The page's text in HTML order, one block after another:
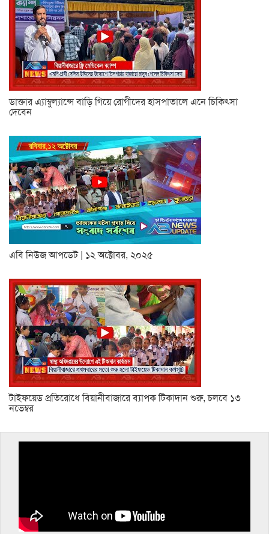
ডাক্তার এ্যাম্বুল্যান্সে বাড়ি গিয়ে রোগীদের হাসপাতালে এনে চিকিৎসা
দেবেন
এবি নিউজ আপডেট | ১২ অক্টোবর, ২০২৫
টাইফয়েড প্রতিরোধে বিয়ানীবাজারে ব্যাপক টিকাদান শুরু, চলবে ১৩
নভেম্বর